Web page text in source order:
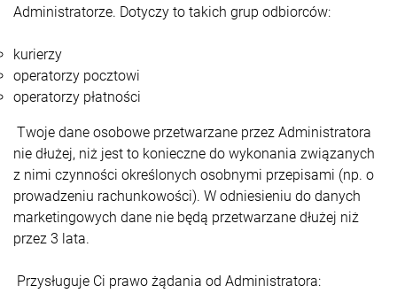
Administratorze. Dotyczy to takich grup odbiorców:
kurierzy
operatorzy pocztowi
operatorzy płatności
Twoje dane osobowe przetwarzane przez Administratora
nie dłużej, niż jest to konieczne do wykonania związanych
z nimi czynności określonych osobnymi przepisami (np. o
prowadzeniu rachunkowości). W odniesieniu do danych
marketingowych dane nie będą przetwarzane dłużej niż
przez 3 lata.
Przysługuje Ci prawo żądania od Administratora: